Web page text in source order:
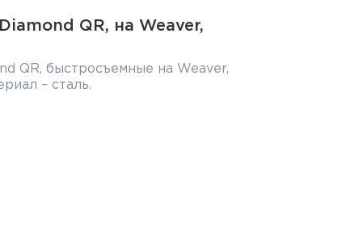
QR, на Weaver,
QR, быстросъемные на Weaver,
– сталь.